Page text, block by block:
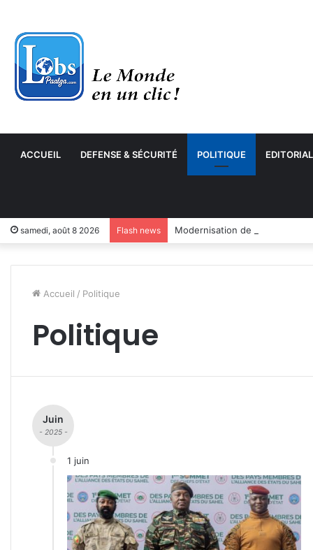
ACCUEIL DEFENSE & SÉCURITÉ POLITIQUE EDITORIAL
samedi, août 8 2026 Flash news
Accueil / Politique
Politique
Juin
- 2025 -
1 juin